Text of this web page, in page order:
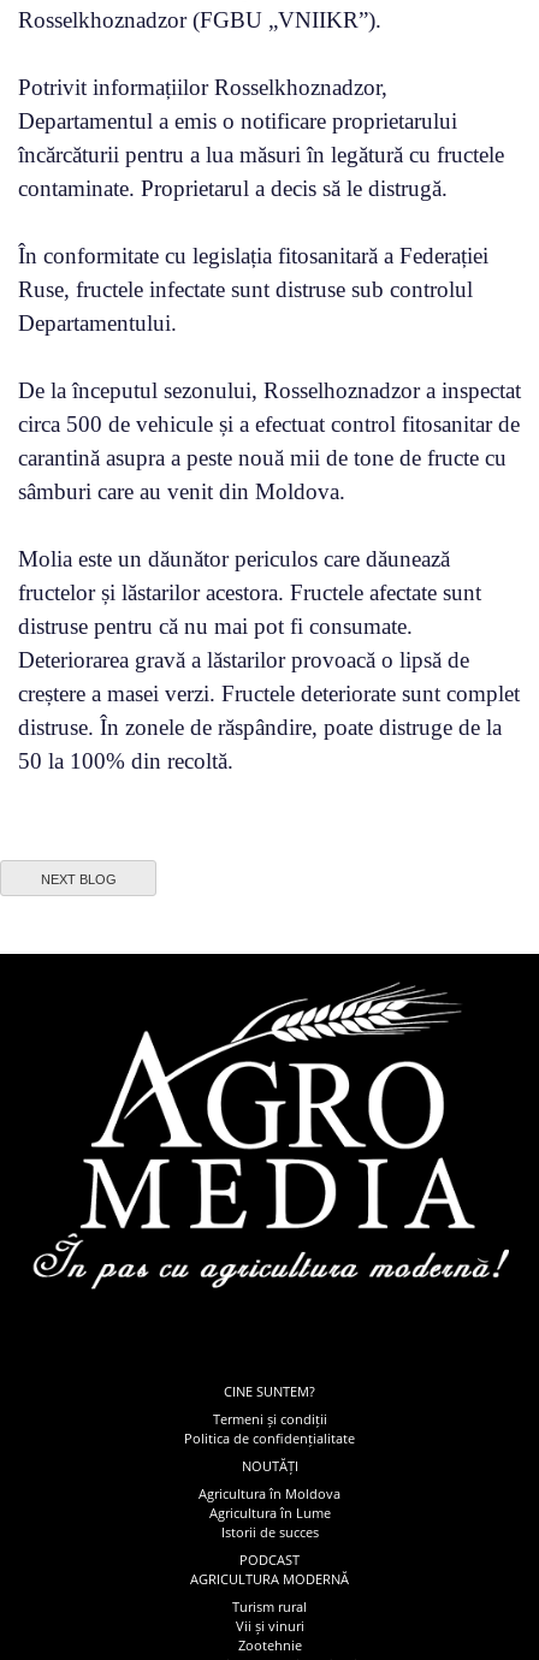
Rosselkhoznadzor (FGBU „VNIIKR”).
Potrivit informațiilor Rosselkhoznadzor,
Departamentul a emis o notificare proprietarului
încărcăturii pentru a lua măsuri în legătură cu fructele
contaminate. Proprietarul a decis să le distrugă.
În conformitate cu legislația fitosanitară a Federației
Ruse, fructele infectate sunt distruse sub controlul
Departamentului.
De la începutul sezonului, Rosselhoznadzor a inspectat
circa 500 de vehicule și a efectuat control fitosanitar de
carantină asupra a peste nouă mii de tone de fructe cu
sâmburi care au venit din Moldova.
Molia este un dăunător periculos care dăunează
fructelor și lăstarilor acestora. Fructele afectate sunt
distruse pentru că nu mai pot fi consumate.
Deteriorarea gravă a lăstarilor provoacă o lipsă de
creștere a masei verzi. Fructele deteriorate sunt complet
distruse. În zonele de răspândire, poate distruge de la
50 la 100% din recoltă.
NEXT BLOG
CINE SUNTEM?
Termeni și condiții
Politica de confidențialitate
NOUTĂȚI
Agricultura în Moldova
Agricultura în Lume
Istorii de succes
PODCAST
AGRICULTURA MODERNĂ
Turism rural
Vii și vinuri
Zootehnie